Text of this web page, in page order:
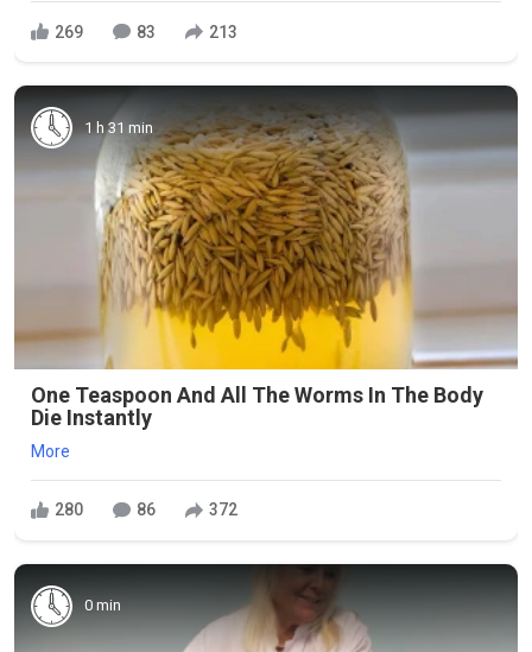
269 83 213
1 h 31 min
One Teaspoon And All The Worms In The Body
Die Instantly
More
280 86 372
0 min